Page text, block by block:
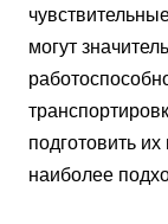
могут
подготовить
наиболее